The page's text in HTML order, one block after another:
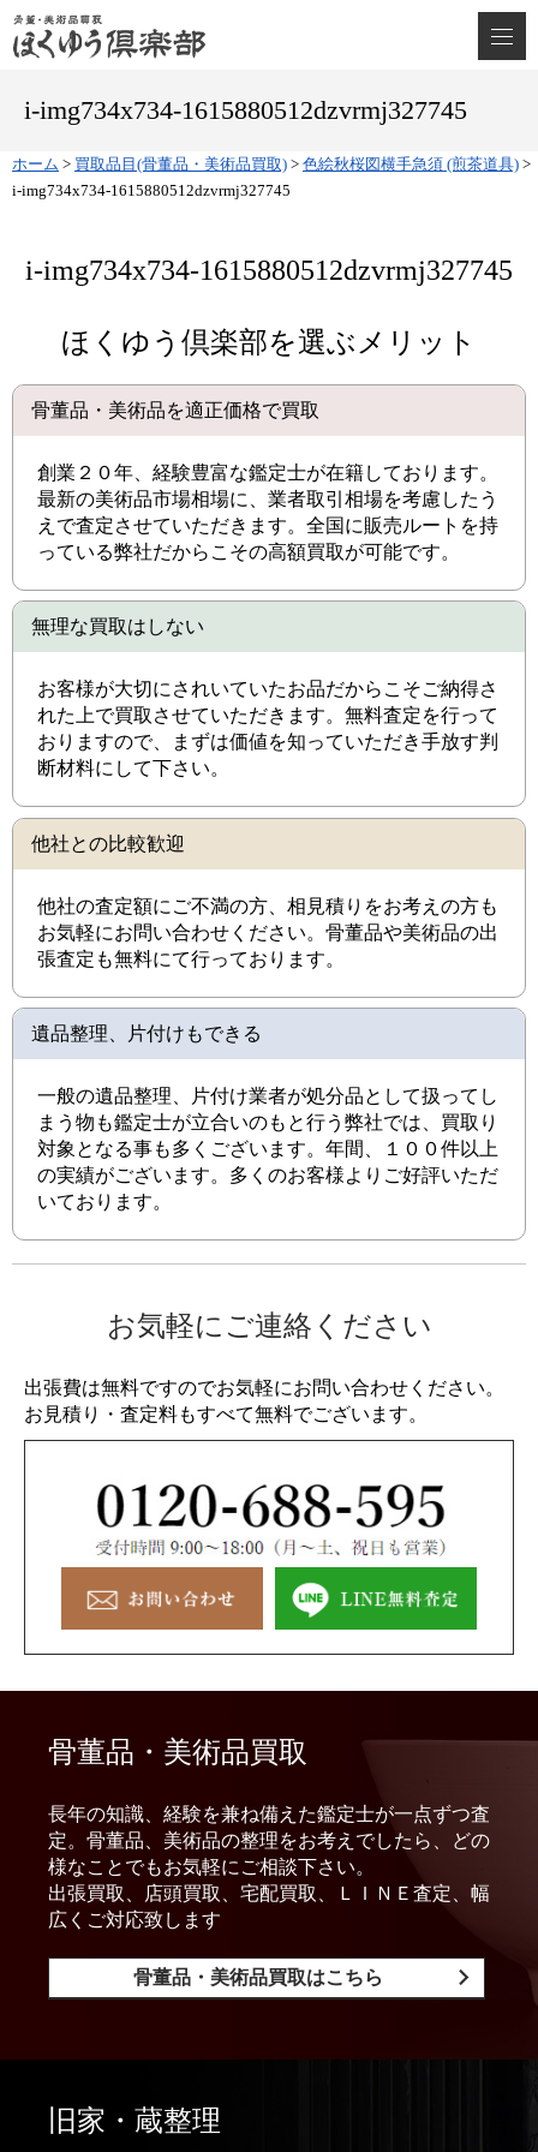
i-img734x734-1615880512dzvrmj327745
ホーム > 買取品目(骨董品・美術品買取) > 色絵秋桜図横手急須 (煎茶道具) >
i-img734x734-1615880512dzvrmj327745
i-img734x734-1615880512dzvrmj327745
ほくゆう倶楽部を選ぶメリット
骨董品・美術品を適正価格で買取
創業２０年、経験豊富な鑑定士が在籍しております。
最新の美術品市場相場に、業者取引相場を考慮したう
えで査定させていただきます。全国に販売ルートを持
っている弊社だからこその高額買取が可能です。
無理な買取はしない
お客様が大切にされいていたお品だからこそご納得さ
れた上で買取させていただきます。無料査定を行って
おりますので、まずは価値を知っていただき手放す判
断材料にして下さい。
他社との比較歓迎
他社の査定額にご不満の方、相見積りをお考えの方も
お気軽にお問い合わせください。骨董品や美術品の出
張査定も無料にて行っております。
遺品整理、片付けもできる
一般の遺品整理、片付け業者が処分品として扱ってし
まう物も鑑定士が立合いのもと行う弊社では、買取り
対象となる事も多くございます。年間、１００件以上
の実績がございます。多くのお客様よりご好評いただ
いております。
お気軽にご連絡ください
出張費は無料ですのでお気軽にお問い合わせください。
お見積り・査定料もすべて無料でございます。
骨董品・美術品買取
長年の知識、経験を兼ね備えた鑑定士が一点ずつ査
定。骨董品、美術品の整理をお考えでしたら、どの
様なことでもお気軽にご相談下さい。
出張買取、店頭買取、宅配買取、ＬＩＮＥ査定、幅
広くご対応致します
骨董品・美術品買取はこちら
旧家・蔵整理